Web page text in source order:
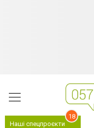
Наші спецпроєкти
18